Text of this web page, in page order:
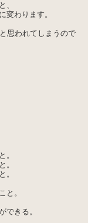
、
変わります。
思われてしまうので
。
。
。
と。
きる。